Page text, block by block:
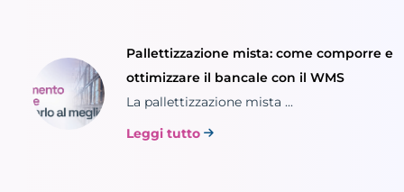
Pallettizzazione mista: come comporre e
ottimizzare il bancale con il WMS
La pallettizzazione mista ...
Leggi tutto